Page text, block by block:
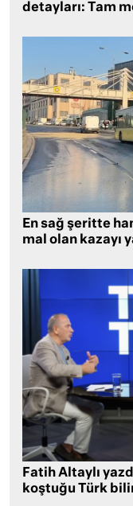
detayları: Tam
En sağ şeritte
mal olan kazayı
Fatih Altaylı
koştuğu Türk